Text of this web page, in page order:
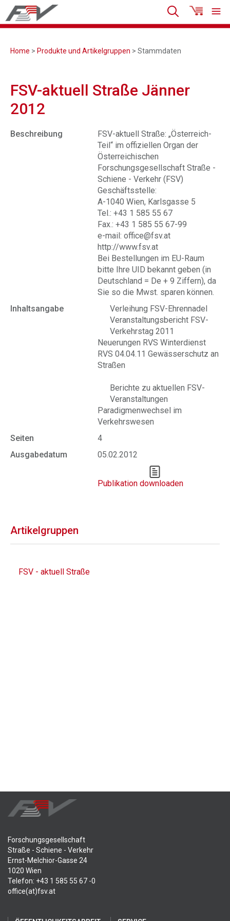
Home > Produkte und Artikelgruppen > Stammdaten
FSV-aktuell Straße Jänner
2012
Beschreibung
FSV-aktuell Straße: „Österreich-
Teil“ im offiziellen Organ der
Österreichischen
Forschungsgesellschaft Straße -
Schiene - Verkehr (FSV)
Geschäftsstelle:
A-1040 Wien, Karlsgasse 5
Tel.: +43 1 585 55 67
Fax.: +43 1 585 55 67-99
e-mail: office@fsv.at
http://www.fsv.at
Bei Bestellungen im EU-Raum
bitte Ihre UID bekannt geben (in
Deutschland = De + 9 Ziffern), da
Sie so die Mwst. sparen können.
Inhaltsangabe
Verleihung FSV-Ehrennadel
Veranstaltungsbericht FSV-
Verkehrstag 2011
Neuerungen RVS Winterdienst
RVS 04.04.11 Gewässerschutz an
Straßen
Berichte zu aktuellen FSV-
Veranstaltungen
Paradigmenwechsel im
Verkehrswesen
Seiten
4
Ausgabedatum
05.02.2012
Publikation downloaden
Artikelgruppen
FSV - aktuell Straße
Forschungsgesellschaft
Straße - Schiene - Verkehr
Ernst-Melchior-Gasse 24
1020 Wien
Telefon: +43 1 585 55 67 -0
office(at)fsv.at